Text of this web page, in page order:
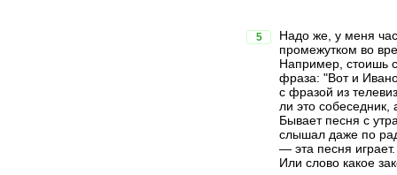
5
Надо же, у меня
промежутком во
Например, стоишь
фраза: "Вот и
с фразой из
ли это собеседник,
Бывает песня с
слышал даже по
— эта песня играет.
Или слово какое